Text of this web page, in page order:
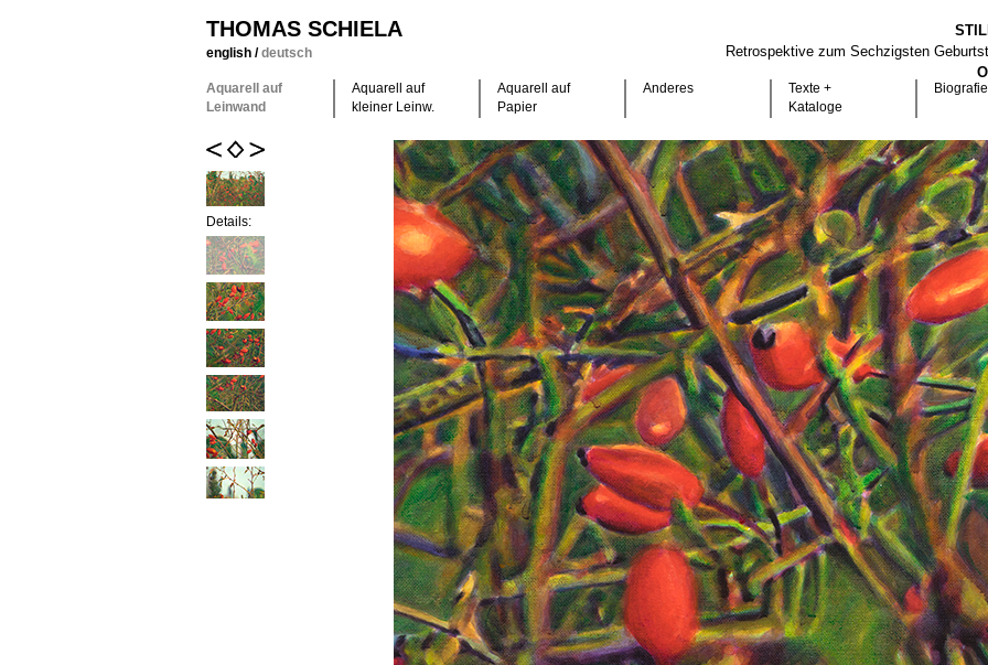
THOMAS SCHIELA
english /deutsch
Retrospektive zum Sechzigsten
Aquarell auf
Leinwand
Aquarell auf
kleiner Leinw.
Aquarell auf
Papier
Anderes
Texte +
Kataloge
Biografie
Details: